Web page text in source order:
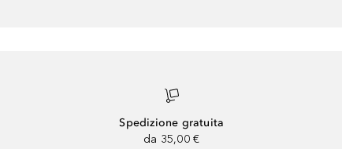
Spedizione gratuita
da 35,00 €